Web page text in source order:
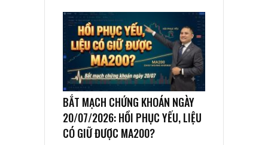
BẮT MẠCH CHỨNG KHOÁN NGÀY
20/07/2026: HỒI PHỤC YẾU, LIỆU
CÓ GIỮ ĐƯỢC MA200?